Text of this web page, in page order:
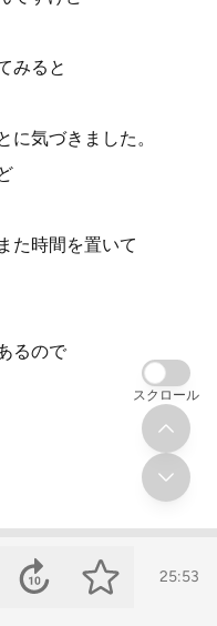
みると
気づきました。
た時間を置いて
るので
か
ています。
25:53
スクロール